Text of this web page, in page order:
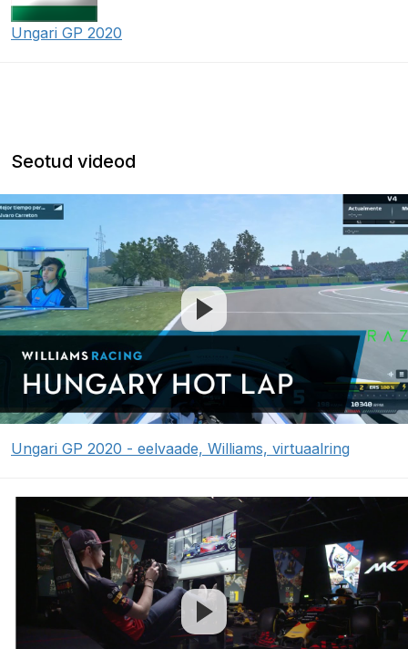
Ungari GP 2020
Seotud videod
Ungari GP 2020 - eelvaade, Williams, virtuaalring